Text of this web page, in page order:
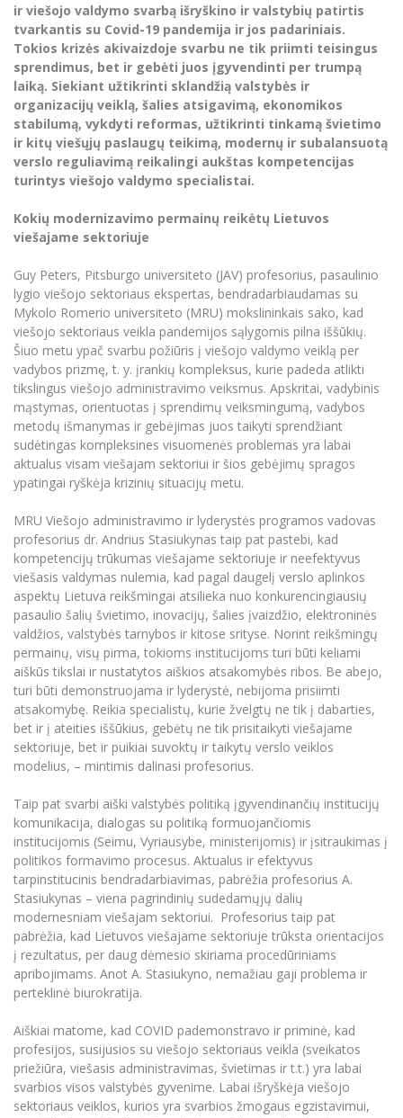
Universiteto teatras
MRU pop vokalinis ansamblis (vadovas Artūras
Novikas)
MRU merginų choras
Neformaliuoju ir (ar) savišvietos būdu įgytų
kompetencijų vertinimas ir pripažinimas
Studijų organizavimas
Erasmus+ mobilumas praktikoms (SMP)
Kitos galimybės
Partnerystės
Azijos centras
Vilniaus Karaliaus Sedžiongo institutas
Frankofoniškų šalių studijų centras
Emocinė gerovė
Mokslo laboratorijos
Žmogaus, aplinkos ir technologijų (HET)
Doktorantūra
Projektai
Akademinė leidyba
Mokslo naujienos
Kasmetiniai mokslo renginiai
Veiklos dokumentai
Akademinė etika
Darbas MRU
Universiteto simbolika
Atributika
Naujienos
Studentams
Studentams
Darbuotojams
Partnerystės
Azijos centras
Vilniaus Karaliaus Sedžiongo institutas
Darbuotojams
Partnerystės
Azijos centras
Vilniaus Karaliaus Sedžiongo institutas
Frankofoniškų šalių studijų centras
Darnus vystymasis
Privatumo politika
Negalia ir individualieji poreikiai
Viešai skelbiama informacija
Parama Ukrainai
Civilinė sauga
Korupcijos prevencija
Sūduvos akademija
Tinklalaidės
Bakalauro studijos
Magistrantūros studijos
Vadovų MBA
Švietimo ir kultūros vadovų MPA
Teisės LL.M.
Papildomosios studijos
Doktorantūros studijos
Personalo valdymo centras
Privačių interesų deklaravimas
Informacija naujiems darbuotojams
Studijų Moodle (studijų vykdymui)
Darbuotojų Moodle (kompetencijų tobulinimui)
Studijų tvarkaraštis
Informacinė sistema "Studijos"
Darbuotojų elektroninis paštas
Daugiafaktorinė autentifikacija universiteto
darbuotojams (MFA)
Bendruomenės gerovė
Darbuotojų kvalifikacijos kėlimas
MRU norminių teisės aktų duomenų bazė
Intranetas
eDVS
Microsoft Office 365
MRU mobilios programėlės
Pagalbos sistema
Profesinė sąjunga
Kontaktų paieška
ir viešojo valdymo svarbą išryškino ir valstybių patirtis
tvarkantis su Covid-19 pandemija ir jos padariniais.
Tokios krizės akivaizdoje svarbu ne tik priimti teisingus
sprendimus, bet ir gebėti juos įgyvendinti per trumpą
laiką. Siekiant užtikrinti sklandžią valstybės ir
organizacijų veiklą, šalies atsigavimą, ekonomikos
stabilumą, vykdyti reformas, užtikrinti tinkamą švietimo
ir kitų viešųjų paslaugų teikimą, modernų ir subalansuotą
verslo reguliavimą reikalingi aukštas kompetencijas
turintys viešojo valdymo specialistai.
Kokių modernizavimo permainų reikėtų Lietuvos
viešajame sektoriuje
Guy Peters, Pitsburgo universiteto (JAV) profesorius, pasaulinio
lygio viešojo sektoriaus ekspertas, bendradarbiaudamas su
Mykolo Romerio universiteto (MRU) mokslininkais sako, kad
viešojo sektoriaus veikla pandemijos sąlygomis pilna iššūkių.
Šiuo metu ypač svarbu požiūris į viešojo valdymo veiklą per
vadybos prizmę, t. y. įrankių kompleksus, kurie padeda atlikti
tikslingus viešojo administravimo veiksmus. Apskritai, vadybinis
mąstymas, orientuotas į sprendimų veiksmingumą, vadybos
metodų išmanymas ir gebėjimas juos taikyti sprendžiant
sudėtingas kompleksines visuomenės problemas yra labai
aktualus visam viešajam sektoriui ir šios gebėjimų spragos
ypatingai ryškėja krizinių situacijų metu.
MRU Viešojo administravimo ir lyderystės programos vadovas
profesorius dr. Andrius Stasiukynas taip pat pastebi, kad
kompetencijų trūkumas viešajame sektoriuje ir neefektyvus
viešasis valdymas nulemia, kad pagal daugelį verslo aplinkos
aspektų Lietuva reikšmingai atsilieka nuo konkurencingiausių
pasaulio šalių švietimo, inovacijų, šalies įvaizdžio, elektroninės
valdžios, valstybės tarnybos ir kitose srityse. Norint reikšmingų
permainų, visų pirma, tokioms institucijoms turi būti keliami
aiškūs tikslai ir nustatytos aiškios atsakomybės ribos. Be abejo,
turi būti demonstruojama ir lyderystė, nebijoma prisiimti
atsakomybę. Reikia specialistų, kurie žvelgtų ne tik į dabarties,
bet ir į ateities iššūkius, gebėtų ne tik prisitaikyti viešajame
sektoriuje, bet ir puikiai suvoktų ir taikytų verslo veiklos
modelius, – mintimis dalinasi profesorius.
Taip pat svarbi aiški valstybės politiką įgyvendinančių institucijų
komunikacija, dialogas su politiką formuojančiomis
institucijomis (Seimu, Vyriausybe, ministerijomis) ir įsitraukimas į
politikos formavimo procesus. Aktualus ir efektyvus
tarpinstitucinis bendradarbiavimas, pabrėžia profesorius A.
Stasiukynas – viena pagrindinių sudedamųjų dalių
modernesniam viešajam sektoriui. Profesorius taip pat
pabrėžia, kad Lietuvos viešajame sektoriuje trūksta orientacijos
į rezultatus, per daug dėmesio skiriama procedūriniams
apribojimams. Anot A. Stasiukyno, nemažiau gaji problema ir
perteklinė biurokratija.
Aiškiai matome, kad COVID pademonstravo ir priminė, kad
profesijos, susijusios su viešojo sektoriaus veikla (sveikatos
priežiūra, viešasis administravimas, švietimas ir t.t.) yra labai
svarbios visos valstybės gyvenime. Labai išryškėja viešojo
sektoriaus veiklos, kurios yra svarbios žmogaus egzistavimui,